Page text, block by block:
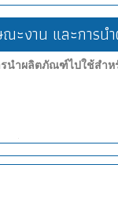
ณะงาน และการ
รนำผลิตภัณฑ์ไปใช้สำห